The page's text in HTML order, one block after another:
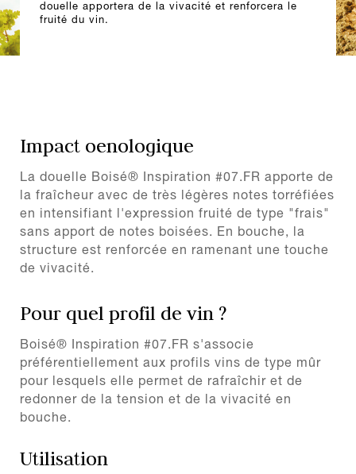
douelle apportera de la vivacité et renforcera le
fruité du vin.
Impact oenologique
La douelle Boisé® Inspiration #07.FR apporte de
la fraîcheur avec de très légères notes torréfiées
en intensifiant l'expression fruité de type "frais"
sans apport de notes boisées. En bouche, la
structure est renforcée en ramenant une touche
de vivacité.
Pour quel profil de vin ?
Boisé® Inspiration #07.FR s'associe
préférentiellement aux profils vins de type mûr
pour lesquels elle permet de rafraîchir et de
redonner de la tension et de la vivacité en
bouche.
Utilisation